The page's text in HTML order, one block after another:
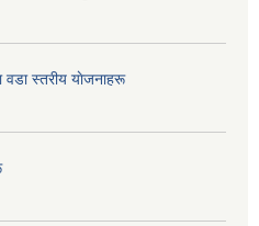
स्तरीय याेजनाहरू